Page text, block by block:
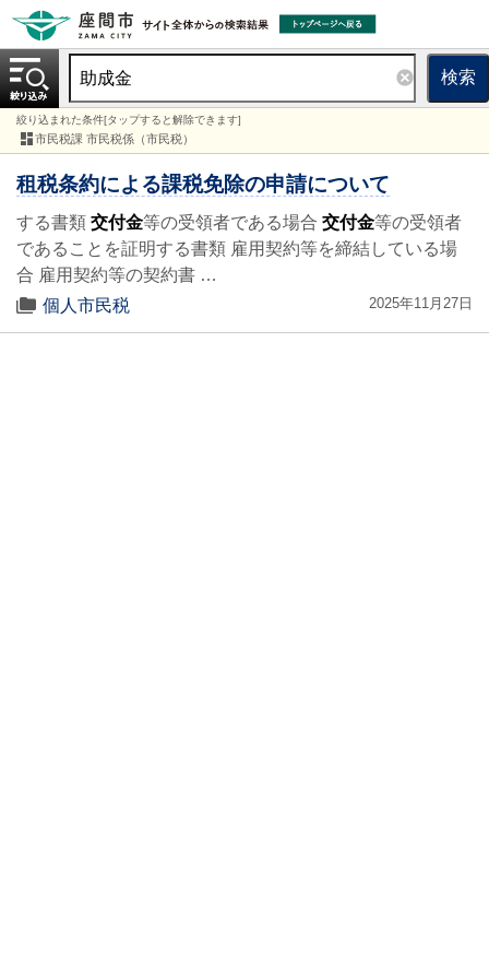
検索
絞り込まれた条件[タップすると解除できます]
市民税課 市民税係（市民税）
租税条約による課税免除の申請について
する書類 交付金等の受領者である場合 交付金等の受領者
であることを証明する書類 雇用契約等を締結している場
合 雇用契約等の契約書 …
個人市民税
2025年11月27日